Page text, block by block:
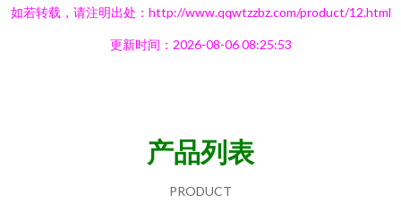
如若转载，请注明出处：http://www.qqwtzzbz.com/product/12.html
更新时间：2026-08-06 08:25:53
产品列表
PRODUCT